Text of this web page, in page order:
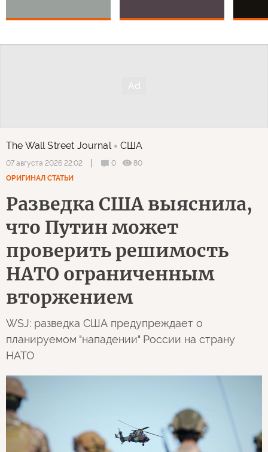
The Wall Street Journal США
07 августа 2026 22:02 0
80
ОРИГИНАЛ СТАТЬИ
Разведка США выяснила,
что Путин может
проверить решимость
НАТО ограниченным
вторжением
WSJ: разведка США предупреждает о
планируемом "нападении" России на страну
НАТО